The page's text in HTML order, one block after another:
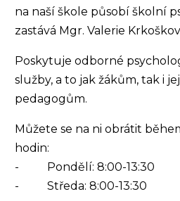
na naší škole působí školní
zastává Mgr. Valerie
Poskytuje odborné
služby, a to jak žákům, tak i
pedagogům.
Můžete se na ni obrátit
hodin:
- Pondělí: 8:00-13:30
- Středa: 8:00-13:30